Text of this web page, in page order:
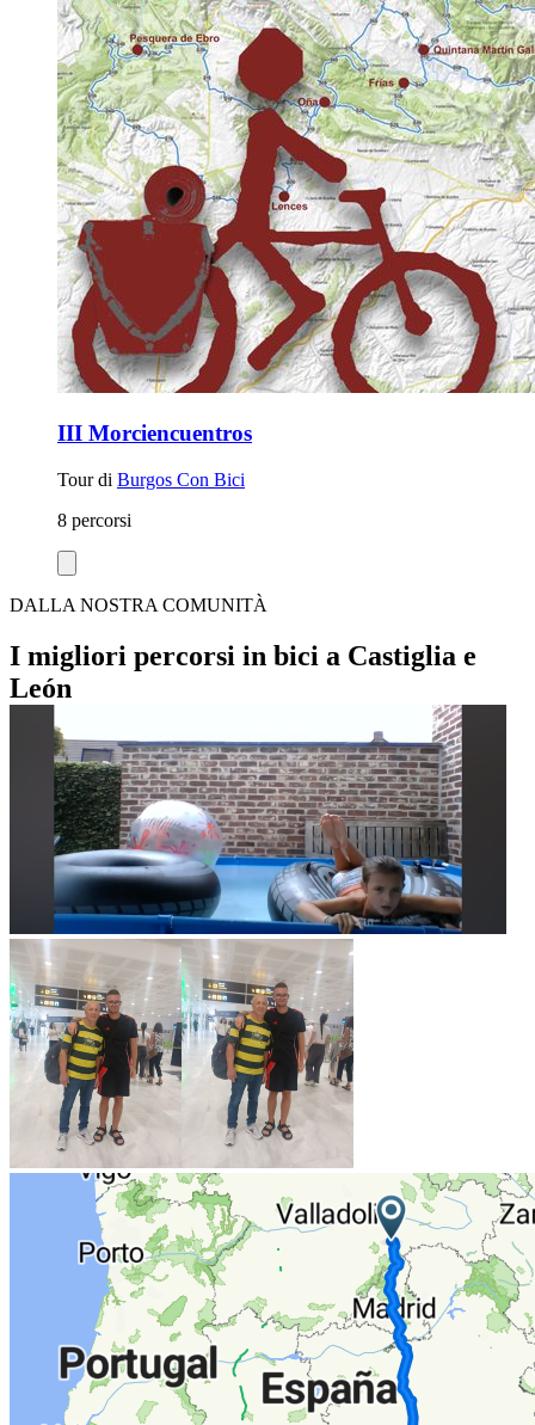
III Morciencuentros
Tour di Burgos Con Bici
8 percorsi
DALLA NOSTRA COMUNITÀ
I migliori percorsi in bici a Castiglia e
León